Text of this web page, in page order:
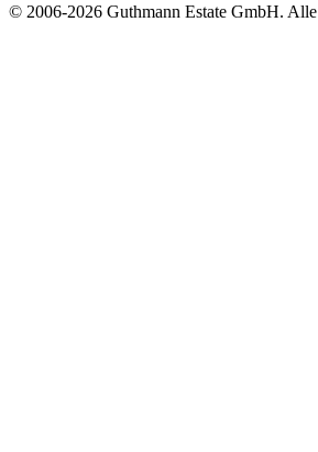
© 2006-2026 Guthmann Estate GmbH.